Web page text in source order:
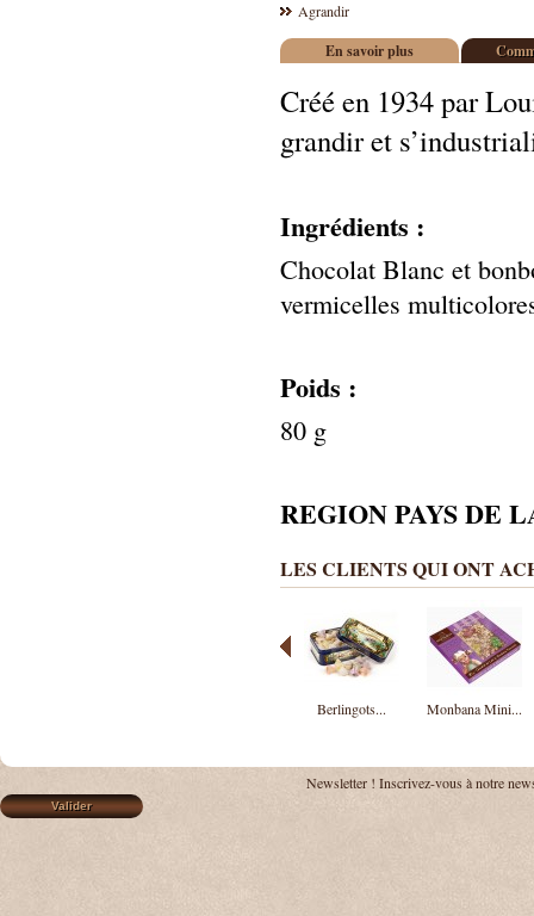
Agrandir
En savoir plus
Créé en 1934 par
grandir et
Ingrédients :
Chocolat Blanc et
vermicelles
Poids :
80 g
REGION PAYS DE
LES CLIENTS QUI ONT
Berlingots... Monbana Mini...
Newsletter ! Inscrivez-vous à notre